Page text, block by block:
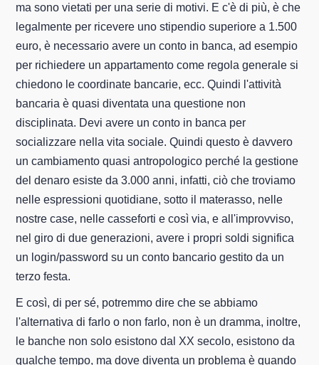
ma sono vietati per una serie di motivi. E c'è di più, è che
legalmente per ricevere uno stipendio superiore a 1.500
euro, è necessario avere un conto in banca, ad esempio
per richiedere un appartamento come regola generale si
chiedono le coordinate bancarie, ecc. Quindi l'attività
bancaria è quasi diventata una questione non
disciplinata. Devi avere un conto in banca per
socializzare nella vita sociale. Quindi questo è davvero
un cambiamento quasi antropologico perché la gestione
del denaro esiste da 3.000 anni, infatti, ciò che troviamo
nelle espressioni quotidiane, sotto il materasso, nelle
nostre case, nelle casseforti e così via, e all'improvviso,
nel giro di due generazioni, avere i propri soldi significa
un login/password su un conto bancario gestito da un
terzo festa.
E così, di per sé, potremmo dire che se abbiamo
l'alternativa di farlo o non farlo, non è un dramma, inoltre,
le banche non solo esistono dal XX secolo, esistono da
qualche tempo, ma dove diventa un problema è quando